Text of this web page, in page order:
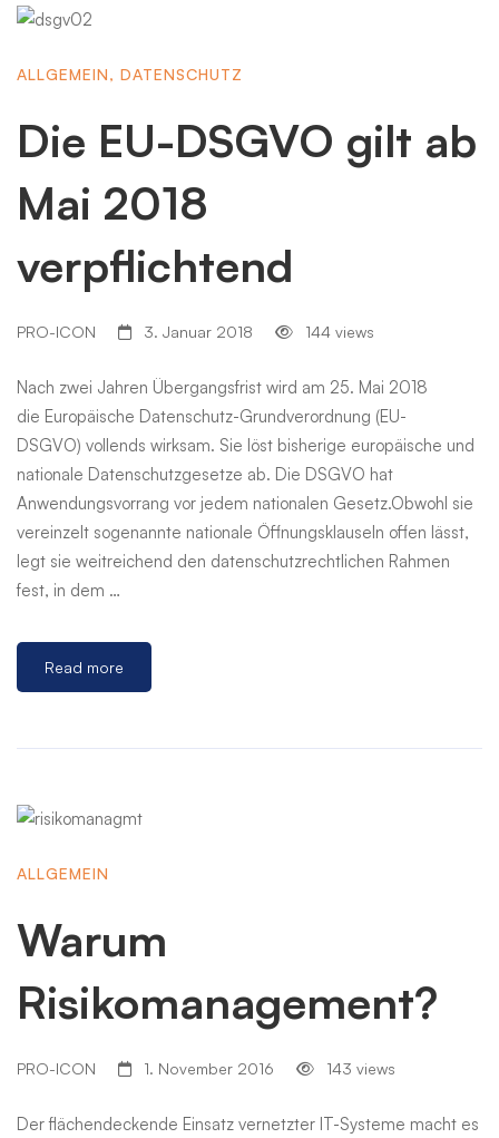
ALLGEMEIN, DATENSCHUTZ
Die EU-DSGVO gilt ab
Mai 2018
verpflichtend
PRO-ICON 3. Januar 2018 144 views
Nach zwei Jahren Übergangsfrist wird am 25. Mai 2018
die Europäische Datenschutz-Grundverordnung (EU-
DSGVO) vollends wirksam. Sie löst bisherige europäische und
nationale Datenschutzgesetze ab. Die DSGVO hat
Anwendungsvorrang vor jedem nationalen Gesetz.Obwohl sie
vereinzelt sogenannte nationale Öffnungsklauseln offen lässt,
legt sie weitreichend den datenschutzrechtlichen Rahmen
fest, in dem …
Read more
ALLGEMEIN
Warum
Risikomanagement?
PRO-ICON 1. November 2016 143 views
Der flächendeckende Einsatz vernetzter IT-Systeme macht es